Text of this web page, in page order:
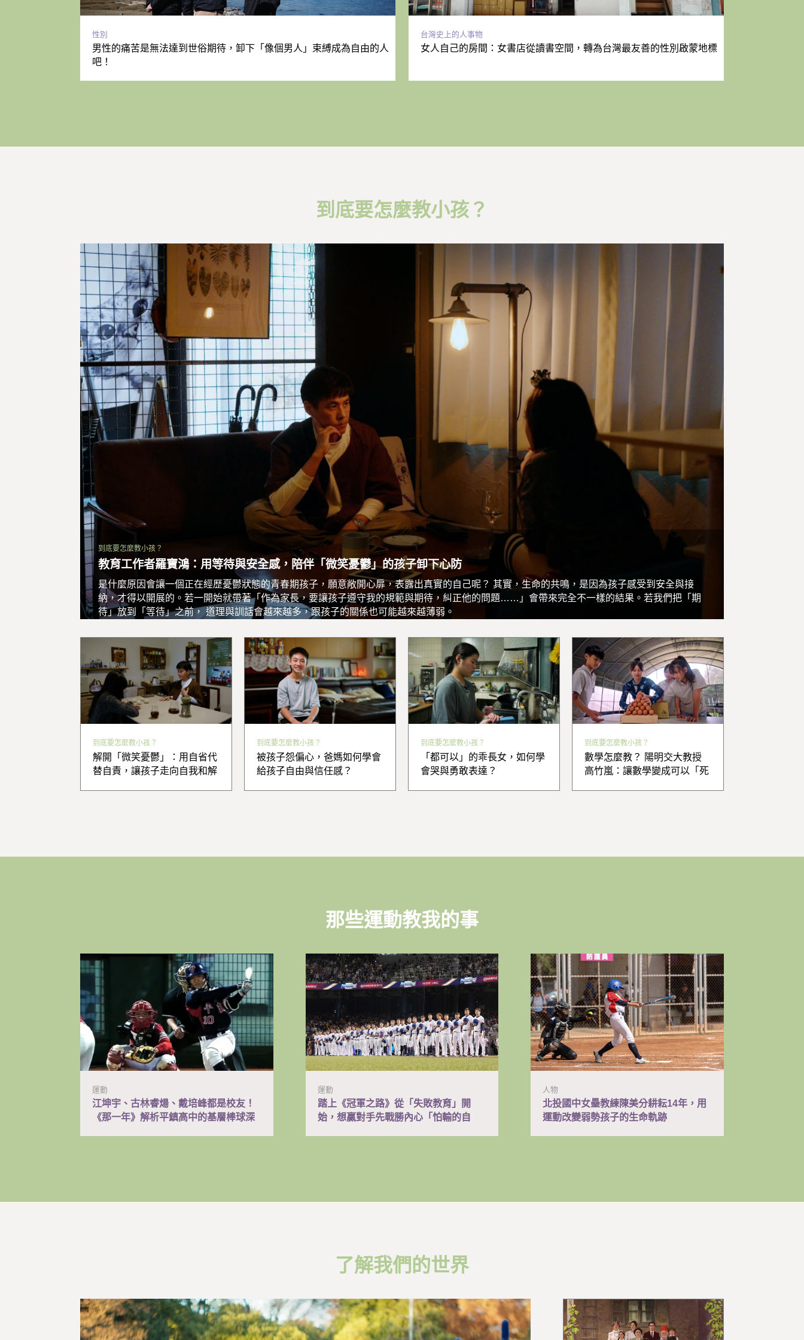
性別
男性的痛苦是無法達到世俗期待，卸下「像個男人」束縛成為自由的人
吧！
台灣史上的人事物
女人自己的房間：女書店從讀書空間，轉為台灣最友善的性別啟蒙地標
到底要怎麼教小孩？
到底要怎麼教小孩？
教育工作者羅寶鴻：用等待與安全感，陪伴「微笑憂鬱」的孩子卸下心防
是什麼原因會讓一個正在經歷憂鬱狀態的青春期孩子，願意敞開心扉，表露出真實的自己呢？ 其實，生命的共鳴，是因為孩子感受到安全與接
納，才得以開展的。若一開始就帶著「作為家長，要讓孩子遵守我的規範與期待，糾正他的問題……」會帶來完全不一樣的結果。若我們把「期
待」放到「等待」之前， 道理與訓話會越來越多，跟孩子的關係也可能越來越薄弱。
到底要怎麼教小孩？
解開「微笑憂鬱」：用自省代
替自責，讓孩子走向自我和解
到底要怎麼教小孩？
被孩子怨偏心，爸媽如何學會
給孩子自由與信任感？
到底要怎麼教小孩？
「都可以」的乖長女，如何學
會哭與勇敢表達？
到底要怎麼教小孩？
數學怎麼教？ 陽明交大教授
高竹嵐：讓數學變成可以「死
那些運動教我的事
運動
江坤宇、古林睿煬、戴培峰都是校友！
《那一年》解析平鎮高中的基層棒球深
運動
踏上《冠軍之路》從「失敗教育」開
始，想贏對手先戰勝內心「怕輸的自
人物
北投國中女壘教練陳美分耕耘14年，用
運動改變弱勢孩子的生命軌跡
了解我們的世界